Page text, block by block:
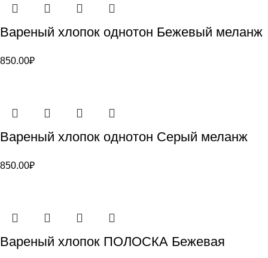
Вареный хлопок однотон Бежевый меланж
850.00₽
Вареный хлопок однотон Серый меланж
850.00₽
Вареный хлопок ПОЛОСКА Бежевая